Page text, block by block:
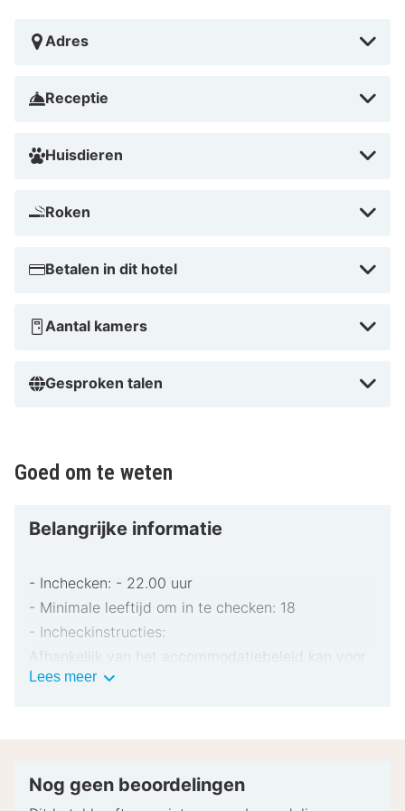
Adres
Receptie
Huisdieren
Roken
Betalen in dit hotel
Aantal kamers
Gesproken talen
Goed om te weten
Belangrijke informatie
- Inchecken: - 22.00 uur
- Minimale leeftijd om in te checken: 18
- Incheckinstructies:
Afhankelijk van het accommodatiebeleid kan voor
extra personen een toeslag in rekening worden
pinpas of borgsom in contanten te verstrekken
Lees meerBelangrijke
Nog geen beoordelingen